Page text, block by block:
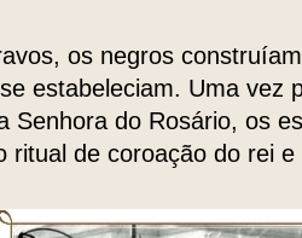
os negros
estabeleciam. Uma vez
Senhora do Rosário, os
ritual de coroação do rei